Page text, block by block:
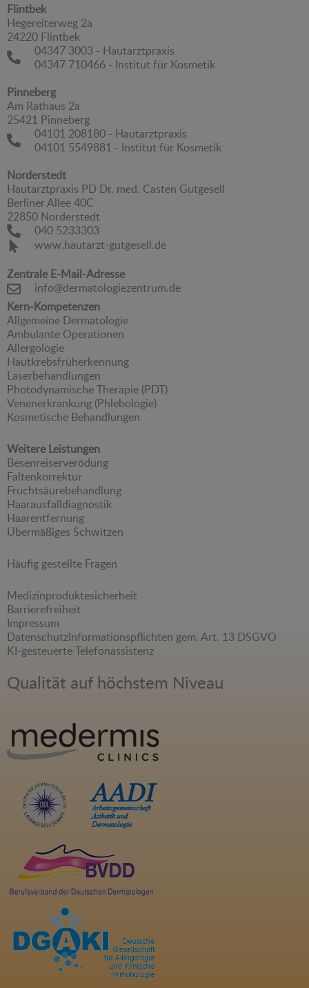
Flintbek
Hegereiterweg 2a
24220 Flintbek
04347 3003 - Hautarztpraxis
04347 710466 - Institut für Kosmetik
Pinneberg
Am Rathaus 2a
25421 Pinneberg
04101 208180 - Hautarztpraxis
04101 5549881 - Institut für Kosmetik
Norderstedt
Hautarztpraxis PD Dr. med. Casten Gutgesell
Berliner Allee 40C
22850 Norderstedt
040 5233303
www.hautarzt-gutgesell.de
Zentrale E-Mail-Adresse
info@dermatologiezentrum.de
Kern-Kompetenzen
Allgemeine Dermatologie
Ambulante Operationen
Allergologie
Hautkrebsfrüherkennung
Laserbehandlungen
Photodynamische Therapie (PDT)
Venenerkrankung (Phlebologie)
Kosmetische Behandlungen
Weitere Leistungen
Besenreiserverödung
Faltenkorrektur
Fruchtsäurebehandlung
Haarausfalldiagnostik
Haarentfernung
Übermäßiges Schwitzen
Häufig gestellte Fragen
Medizinproduktesicherheit
Barrierefreiheit
Impressum
DatenschutzInformationspflichten gem. Art. 13 DSGVO
KI-gesteuerte Telefonassistenz
Qualität auf höchstem Niveau